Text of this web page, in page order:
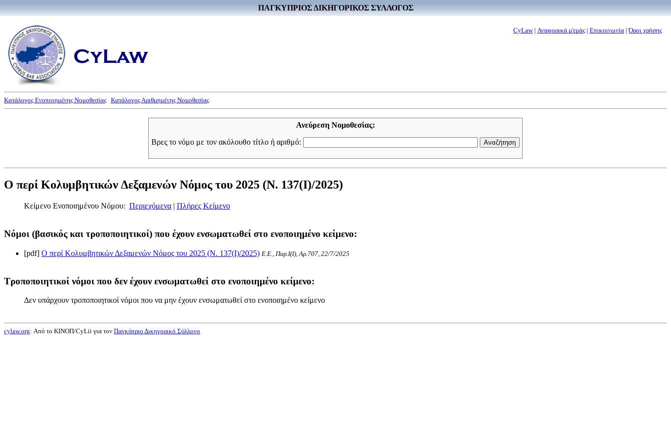
ΠΑΓΚΥΠΡΙΟΣ ΔΙΚΗΓΟΡΙΚΟΣ ΣΥΛΛΟΓΟΣ
CyLaw| Αναφορικά μ'εμάς | Επικοινωνία |Όροι χρήσης
Κατάλογος Ενοποιημένης Νομοθεσίας Κατάλογος Αριθμημένης Νομοθεσίας
Ανεύρεση Νομοθεσίας:
Βρες το νόμο με τον ακόλουθο τίτλο ή αριθμό:
Ο περί Κολυμβητικών Δεξαμενών Νόμος του 2025 (Ν. 137(I)/2025)
Κείμενο Ενοποιημένου Νόμου: Περιεχόμενα | Πλήρες Κείμενο
Νόμοι (βασικός και τροποποιητικοί) που έχουν ενσωματωθεί στο ενοποιημένο κείμενο:
[pdf] Ο περί Κολυμβητικών Δεξαμενών Νόμος του 2025 (Ν. 137(I)/2025) Ε.Ε., Παρ.Ι(I), Αρ.707, 22/7/2025
Τροποποιητικοί νόμοι που δεν έχουν ενσωματωθεί στο ενοποιημένο κείμενο:
Δεν υπάρχουν τροποποιητικοί νόμοι που να μην έχουν ενσωματωθεί στο ενοποιημένο κείμενο
cylaw.org: Από το ΚΙΝOΠ/CyLii για τον Παγκύπριο Δικηγορικό Σύλλογο